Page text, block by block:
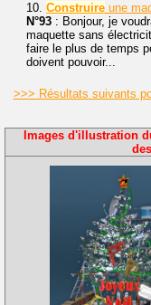
10. Construire une
N°93 : Bonjour, je
maquette sans
faire le plus de temps
doivent pouvoir...
>>> Résultats suivants
Images d'illustration